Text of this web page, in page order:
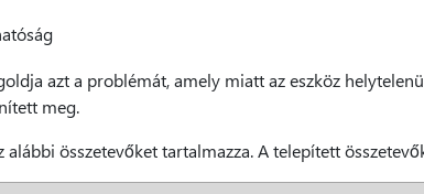
azt a problémát, amely miatt az eszköz
meg.
alábbi összetevőket tartalmazza. A telepített